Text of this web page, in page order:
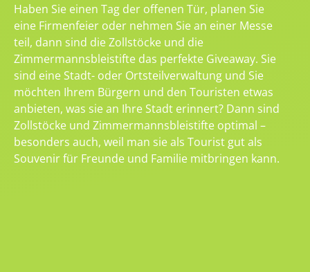
Haben Sie einen Tag der offenen Tür, planen Sie
eine Firmenfeier oder nehmen Sie an einer Messe
teil, dann sind die Zollstöcke und die
Zimmermannsbleistifte das perfekte Giveaway. Sie
sind eine Stadt- oder Ortsteilverwaltung und Sie
möchten Ihrem Bürgern und den Touristen etwas
anbieten, was sie an Ihre Stadt erinnert? Dann sind
Zollstöcke und Zimmermannsbleistifte optimal –
besonders auch, weil man sie als Tourist gut als
Souvenir für Freunde und Familie mitbringen kann.